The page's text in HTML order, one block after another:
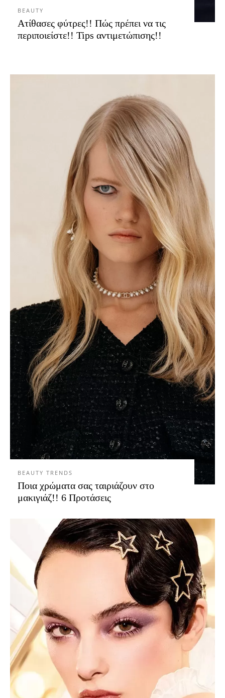
BEAUTY
Aτίθασες φύτρες!! Πώς πρέπει να τις
περιποιείστε!! Tips αντιμετώπισης!!
BEAUTY TRENDS
Ποια χρώματα σας ταιριάζουν στο
μακιγιάζ!! 6 Προτάσεις